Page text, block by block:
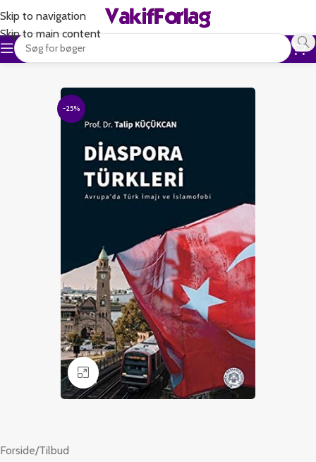
Skip to navigation
Skip to main content
-25%
Klik for at forstørre
Forside/Tilbud